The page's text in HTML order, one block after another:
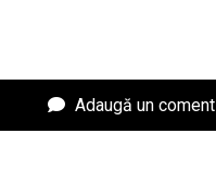
Adaugă un coment